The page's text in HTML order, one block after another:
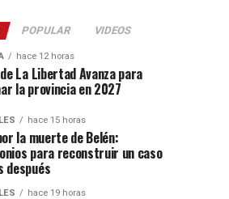
POPULAR VIDEOS
hace 12 horas
La Libertad Avanza para
la provincia en 2027
hace 15 horas
la muerte de Belén:
para reconstruir un caso
después
hace 19 horas